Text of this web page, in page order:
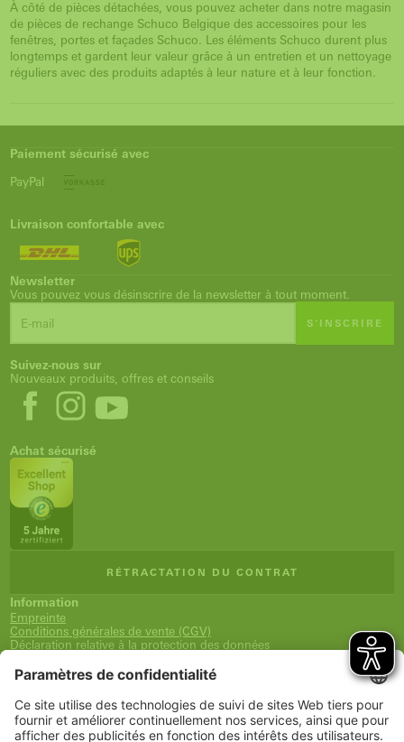
À côté de pièces détachées, vous pouvez acheter dans notre magasin
de pièces de rechange Schuco Belgique des accessoires pour les
fenêtres, portes et façades Schuco. Les éléments Schuco durent plus
longtemps et gardent leur valeur grâce à un entretien et un nettoyage
réguliers avec des produits adaptés à leur nature et à leur fonction.
Paiement sécurisé avec
PayPal
Livraison confortable avec
Newsletter
Vous pouvez vous désinscrire de la newsletter à tout moment.
S'INSCRIRE
Suivez-nous sur
Nouveaux produits, offres et conseils
Achat sécurisé
RÉTRACTATION DU CONTRAT
Information
Empreinte
Conditions générales de vente (CGV)
Déclaration relative à la protection des données
Droit de rétractation
Déclaration d'accessibilité
Newsletter